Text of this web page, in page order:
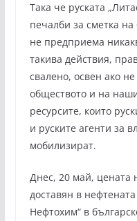
Така че руската
печалби за сметка
не предприема
такива действия,
свалено, освен ако
обществото и на
ресурсите, които
и руските агенти за
мобилизират.
Днес, 20 май, цената
доставян в
Нефтохим“ в